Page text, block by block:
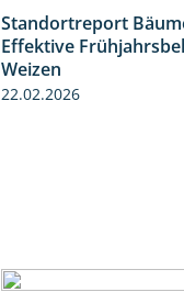
Standortreport
Effektive
Weizen
22.02.2026